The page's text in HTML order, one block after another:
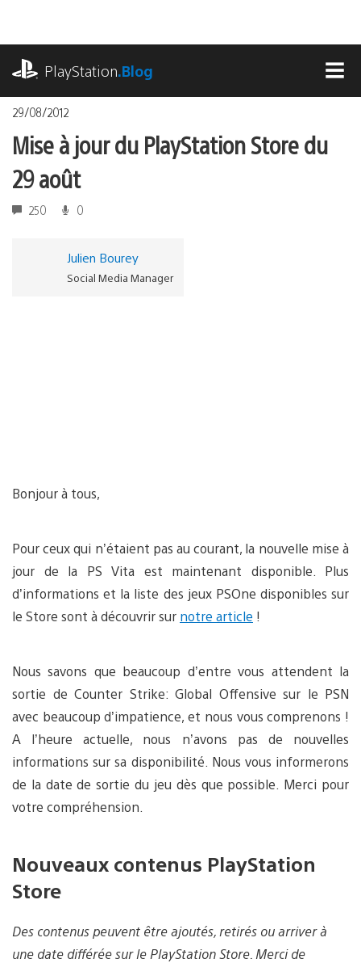
contenu
PlayStation.Blog
29/08/2012
Mise à jour du PlayStation Store du
29 août
250 0
Julien Bourey
Social Media Manager
Bonjour à tous,
Pour ceux qui n’étaient pas au courant, la nouvelle mise à
jour de la PS Vita est maintenant disponible. Plus
d’informations et la liste des jeux PSOne disponibles sur
le Store sont à découvrir sur notre article !
Nous savons que beaucoup d’entre vous attendent la
sortie de Counter Strike: Global Offensive sur le PSN
avec beaucoup d’impatience, et nous vous comprenons !
A l’heure actuelle, nous n’avons pas de nouvelles
informations sur sa disponibilité. Nous vous informerons
de la date de sortie du jeu dès que possible. Merci pour
votre compréhension.
Nouveaux contenus PlayStation
Store
Des contenus peuvent être ajoutés, retirés ou arriver à
une date différée sur le PlayStation Store. Merci de